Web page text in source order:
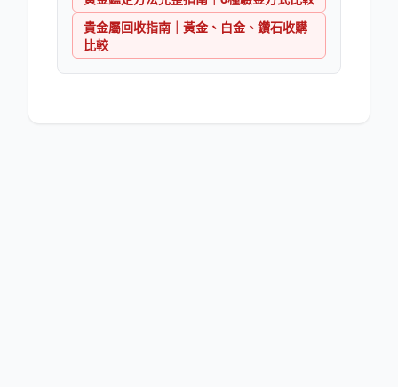
貴金屬回收指南｜黃金、白金、鑽石收購
比較